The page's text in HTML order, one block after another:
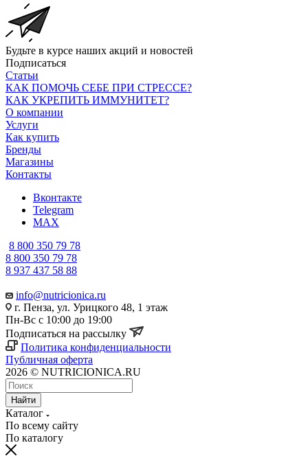
Будьте в курсе наших акций и новостей
Подписаться
Статьи
КАК ПОМОЧЬ СЕБЕ ПРИ СТРЕССЕ?
КАК УКРЕПИТЬ ИММУНИТЕТ?
О компании
Услуги
Как купить
Бренды
Магазины
Контакты
Вконтакте
Telegram
MAX
8 800 350 79 78
8 800 350 79 78
8 937 437 58 88
info@nutricionica.ru
г. Пенза, ул. Урицкого 48, 1 этаж
Пн-Вс с 10:00 до 19:00
Подписаться на рассылку
Политика конфиденциальности
Публичная оферта
2026 © NUTRICIONICA.RU
Найти
Каталог
По всему сайту
По каталогу